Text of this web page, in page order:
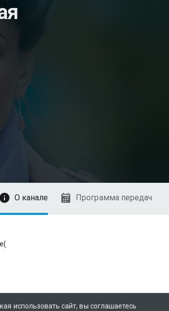
О канале Программа передач
использовать сайт, вы соглашаетесь